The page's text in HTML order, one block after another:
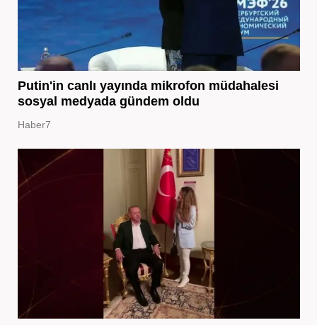
Putin'in canlı yayında mikrofon müdahalesi
sosyal medyada gündem oldu
Haber7